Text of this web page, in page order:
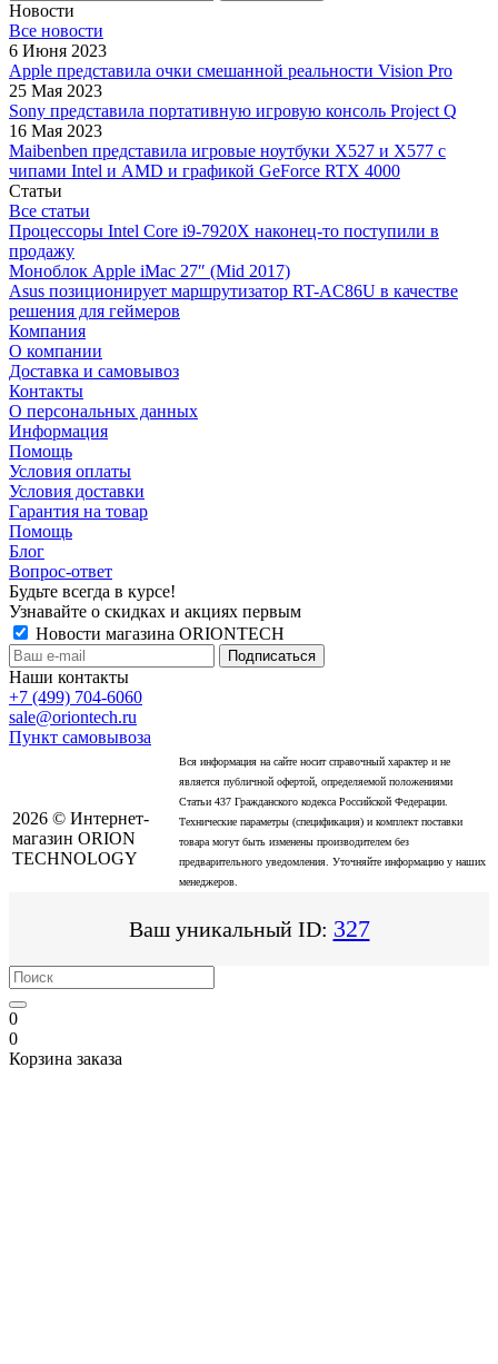
Новости
Все новости
6 Июня 2023
Apple представила очки смешанной реальности Vision Pro
25 Мая 2023
Sony представила портативную игровую консоль Project Q
16 Мая 2023
Maibenben представила игровые ноутбуки X527 и X577 с
чипами Intel и AMD и графикой GeForce RTX 4000
Статьи
Все статьи
Процессоры Intel Core i9-7920X наконец-то поступили в
продажу
Моноблок Apple iMac 27″ (Mid 2017)
Asus позиционирует маршрутизатор RT-AC86U в качестве
решения для геймеров
Компания
О компании
Доставка и самовывоз
Контакты
О персональных данных
Информация
Помощь
Условия оплаты
Условия доставки
Гарантия на товар
Помощь
Блог
Вопрос-ответ
Будьте всегда в курсе!
Узнавайте о скидках и акциях первым
Новости магазина ORIONTECH
Наши контакты
+7 (499) 704-6060
sale@oriontech.ru
Пункт самовывоза
Вся информация на сайте носит справочный характер и не
является публичной офертой, определяемой положениями
Статьи 437 Гражданского кодекса Российской Федерации.
Технические параметры (спецификация) и комплект поставки
товара могут быть изменены производителем без
предварительного уведомления. Уточняйте информацию у наших
менеджеров.
2026 © Интернет-
магазин ORION
TECHNOLOGY
Ваш уникальный ID: 327
0
0
Корзина заказа